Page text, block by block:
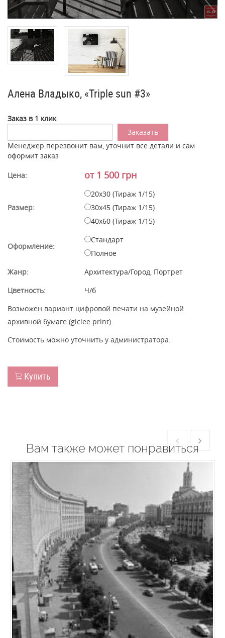
Алена Владыко, «Triple sun #3»
Заказ в 1 клик
Менеджер перезвонит вам, уточнит все детали и сам
оформит заказ
Цена: от 1 500 грн
Размер:
20x30 (Тираж 1/15)
30x45 (Тираж 1/15)
40x60 (Тираж 1/15)
Оформление:
Стандарт
Полное
Жанр:
Архитектура/Город, Портрет
Цветность:
Ч/б
Возможен вариант цифровой печати на музейной
архивной бумаге (giclee print).
Стоимость можно уточнить у администратора.
Купить
Вам также может понравиться